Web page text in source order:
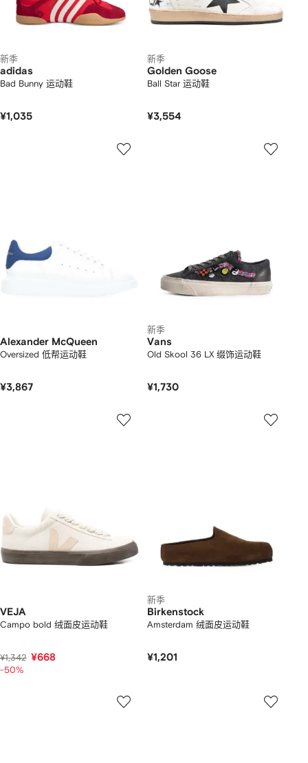
新季
adidas
Bad Bunny 运动鞋
¥1,035
新季
Golden Goose
Ball Star 运动鞋
¥3,554
Alexander McQueen
Oversized 低帮运动鞋
¥3,867
新季
Vans
Old Skool 36 LX 缀饰运动鞋
¥1,730
VEJA
Campo bold 绒面皮运动鞋
¥1,342 ¥668
-50%
新季
Birkenstock
Amsterdam 绒面皮运动鞋
¥1,201